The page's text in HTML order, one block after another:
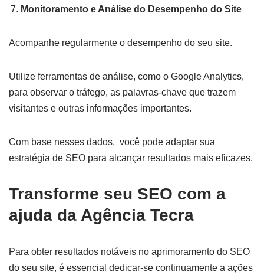
Monitoramento e Análise do Desempenho do Site
Acompanhe regularmente o desempenho do seu site.
Utilize ferramentas de análise, como o Google Analytics,
para observar o tráfego, as palavras-chave que trazem
visitantes e outras informações importantes.
Com base nesses dados, você pode adaptar sua
estratégia de SEO para alcançar resultados mais eficazes.
Transforme seu SEO com a
ajuda da Agência Tecra
Para obter resultados notáveis no aprimoramento do SEO
do seu site, é essencial dedicar-se continuamente a ações